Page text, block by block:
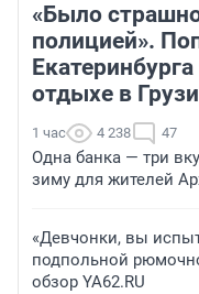
«Было
полицией».
отдыхе в
1 час 4 238 47
Одна банка — три
зиму для жителей
«Девчонки, вы
подпольной
обзор YA62.RU